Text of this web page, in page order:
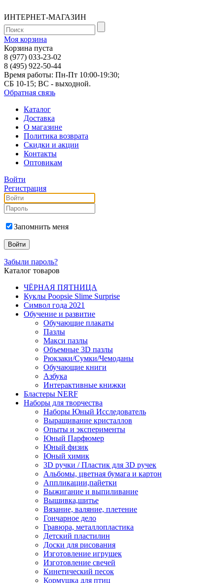
ИНТЕРНЕТ-МАГАЗИН
Моя корзина
Корзина пуста
8 (977) 033-23-02
8 (495) 922-50-44
Время работы: Пн-Пт 10:00-19:30;
СБ 10-15; ВС - выходной.
Обратная связь
Каталог
Доставка
О магазине
Политика возврата
Скидки и акции
Контакты
Оптовикам
Войти
Регистрация
Запомнить меня
Забыли пароль?
Каталог товаров
ЧЁРНАЯ ПЯТНИЦА
Куклы Poopsie Slime Surprise
Символ года 2021
Обучение и развитие
Обучающие плакаты
Пазлы
Макси пазлы
Объемные 3D пазлы
Рюкзаки/Сумки/Чемоданы
Обучающие книги
Азбука
Интерактивные книжки
Бластеры NERF
Наборы для творчества
Наборы Юный Исследователь
Выращивание кристаллов
Опыты и эксперименты
Юный Парфюмер
Юный физик
Юный химик
3D ручки / Пластик для 3D ручек
Альбомы, цветная бумага и картон
Аппликации,пайетки
Выжигание и выпиливание
Вышивка,шитье
Вязание, валяние, плетение
Гончарное дело
Гравюра, металлопластика
Детский пластилин
Доски для рисования
Изготовление игрушек
Изготовление свечей
Кинетический песок
Кормушка для птиц